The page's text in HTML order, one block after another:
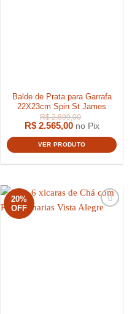
Balde de Prata para Garrafa
22X23cm Spin St James
R$2.565,00 no Pix
VER PRODUTO
20%
OFF